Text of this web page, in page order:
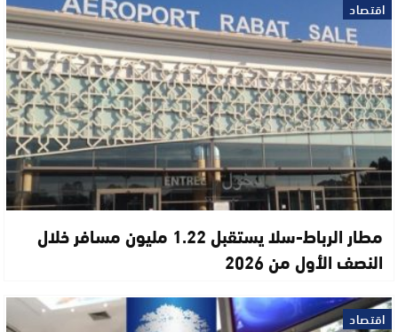
اقتصاد
مطار الرباط-سلا يستقبل 1.22 مليون مسافر خلال
النصف الأول من 2026
اقتصاد